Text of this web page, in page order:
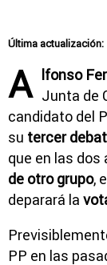
Última actualización:
A lfonso
Junta de
candidato del
su tercer
que en las dos
de otro grupo,
deparará la
PP en las